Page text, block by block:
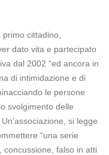
cittadino,
dato vita e partecipato
dal 2002 “ed ancora in
di intimidazione e di
le persone
svolgimento delle
si legge
“una serie
concussione, falso in atti